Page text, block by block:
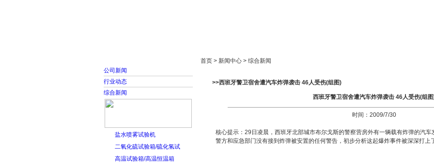
公司新闻
行业动态
综合新闻
盐水喷雾试验机
二氧化硫试验箱/硫化氢试
高温试验箱/高温恒温箱
首页 > 新闻中心 > 综合新闻
>>西班牙警卫宿舍遭汽车炸弹袭击 46人受伤(组图)
西班牙警卫宿舍遭汽车炸弹袭击 46人受伤(组
时间：2009/7/30
核心提示：29日凌晨，西班牙北部城市布尔戈斯的警察营房外有一辆载有炸弹的汽车
警方和应急部门没有接到炸弹被安置的任何警告，初步分析这起爆炸事件被深深打上